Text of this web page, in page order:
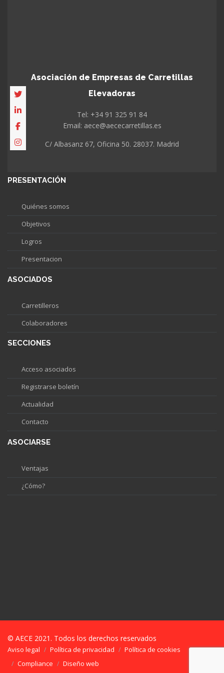
Asociación de Empresas de Carretillas
Elevadoras
Tel: +34 91 325 91 84
Email: aece@aececarretillas.es
C/ Albasanz 67, Oficina 50. 28037. Madrid
PRESENTACIÓN
Quiénes somos
Objetivos
Logros
Presentacion
ASOCIADOS
Carretilleros
Colaboradores
SECCIONES
Acceso asociados
Registrarse boletín
Actualidad
Contacto
ASOCIARSE
Ventajas
¿Cómo?
© AECE 2021. Todos los derechos reservados
Aviso legal Política de privacidad
Política de cookies
Compliance
Diseño web